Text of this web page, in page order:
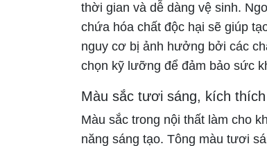
thời gian và dễ dàng vệ sinh.
chứa hóa chất độc hại sẽ giúp
nguy cơ bị ảnh hưởng bởi các
chọn kỹ lưỡng để đảm bảo sức
Màu sắc tươi sáng, kích
Màu sắc trong nội thất làm cho
năng sáng tạo. Tông màu tươi